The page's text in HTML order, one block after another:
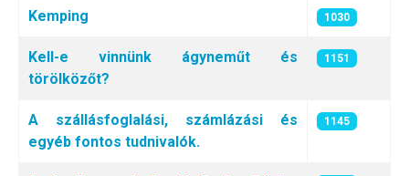
Kemping 1030
Kell-e vinnünk ágyneműt és
törölközőt?
1151
A szállásfoglalási, számlázási és
egyéb fontos tudnivalók.
1145